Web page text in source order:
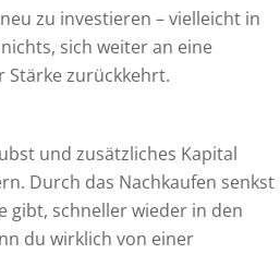
zu investieren – vielleicht in
sich weiter an eine
Stärke zurückkehrt.
und zusätzliches Kapital
Durch das Nachkaufen senkst
gibt, schneller wieder in den
du wirklich von einer